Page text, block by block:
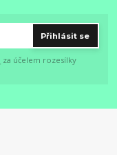
Přihlásit se
za účelem rozesílky